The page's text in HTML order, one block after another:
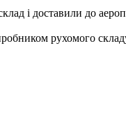
і доставили до
рухомого